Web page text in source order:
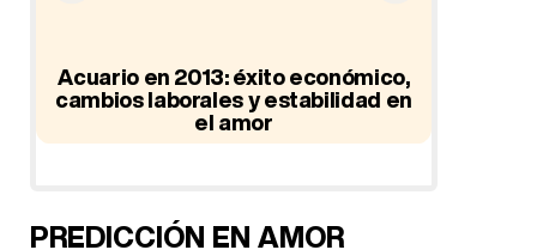
PREDICCIÓN EN AMOR